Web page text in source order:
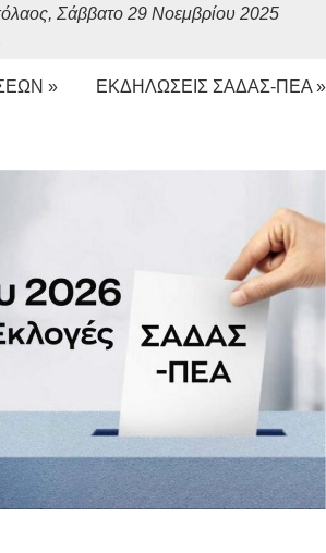
Σάββατο 29 Νοεμβρίου 2025
» ΕΚΔΗΛΩΣΕΙΣ ΣΑΔΑΣ-ΠΕΑ »